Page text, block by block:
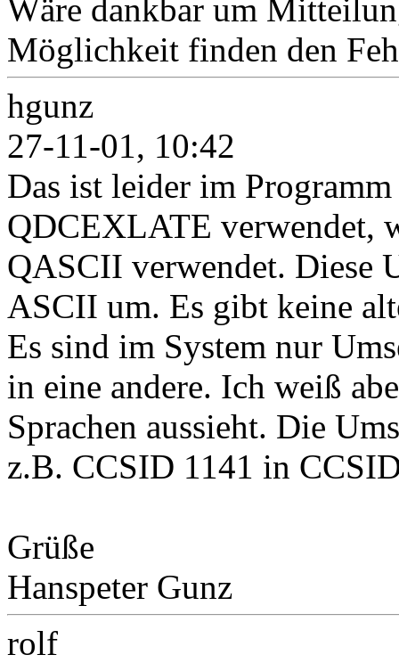
Wäre dankbar um
Möglichkeit finden den
hgunz
27-11-01, 10:42
Das ist leider im
QDCEXLATE verwendet,
QASCII verwendet. Diese
ASCII um. Es gibt keine
Es sind im System nur
in eine andere. Ich weiß
Sprachen aussieht. Die
z.B. CCSID 1141 in
Grüße
Hanspeter Gunz
rolf